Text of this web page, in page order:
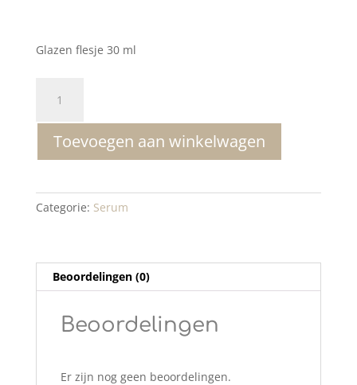
Glazen flesje 30 ml
Ferulic
aantal
Toevoegen aan winkelwagen
Categorie: Serum
Beoordelingen (0)
Beoordelingen
Er zijn nog geen beoordelingen.